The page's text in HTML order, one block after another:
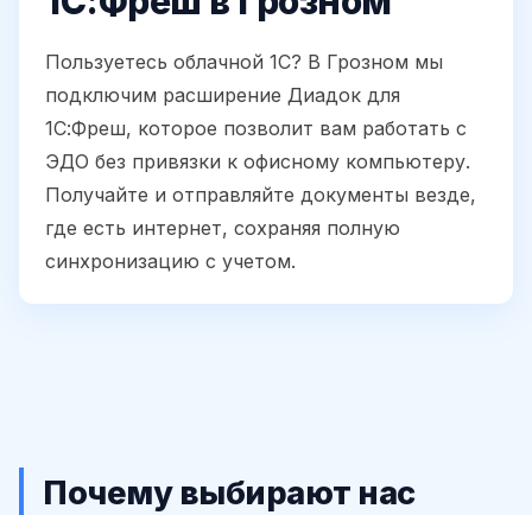
Пользуетесь облачной 1С? В Грозном мы
подключим расширение Диадок для
1С:Фреш, которое позволит вам работать с
ЭДО без привязки к офисному компьютеру.
Получайте и отправляйте документы везде,
где есть интернет, сохраняя полную
синхронизацию с учетом.
Почему выбирают нас